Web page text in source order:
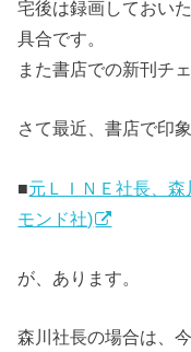
宅後は録画しておい
具合です。
また書店での新刊チ
さて最近、書店で印
■元ＬＩＮＥ社長、
モンド社)
が、あります。
森川社長の場合は、